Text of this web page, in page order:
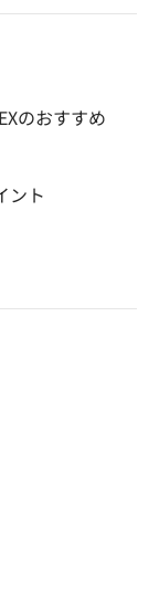
のおすすめ
ント